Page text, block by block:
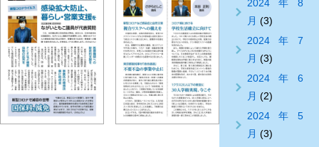
2024年8
月 (3)
2024年7
月 (3)
2024年6
月 (2)
2024年5
月 (3)